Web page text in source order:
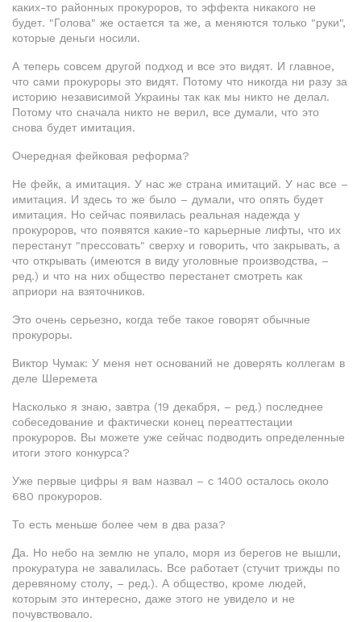
каких-то районных прокуроров, то эффекта никакого не
будет. "Голова" же остается та же, а меняются только "руки",
которые деньги носили.
А теперь совсем другой подход и все это видят. И главное,
что сами прокуроры это видят. Потому что никогда ни разу за
историю независимой Украины так как мы никто не делал.
Потому что сначала никто не верил, все думали, что это
снова будет имитация.
Очередная фейковая реформа?
Не фейк, а имитация. У нас же страна имитаций. У нас все –
имитация. И здесь то же было – думали, что опять будет
имитация. Но сейчас появилась реальная надежда у
прокуроров, что появятся какие-то карьерные лифты, что их
перестанут "прессовать" сверху и говорить, что закрывать, а
что открывать (имеются в виду уголовные производства, –
ред.) и что на них общество перестанет смотреть как
априори на взяточников.
Это очень серьезно, когда тебе такое говорят обычные
прокуроры.
Виктор Чумак: У меня нет оснований не доверять коллегам в
деле Шеремета
Насколько я знаю, завтра (19 декабря, – ред.) последнее
собеседование и фактически конец переаттестации
прокуроров. Вы можете уже сейчас подводить определенные
итоги этого конкурса?
Уже первые цифры я вам назвал – с 1400 осталось около
680 прокуроров.
То есть меньше более чем в два раза?
Да. Но небо на землю не упало, моря из берегов не вышли,
прокуратура не завалилась. Все работает (стучит трижды по
деревяному столу, – ред.). А общество, кроме людей,
которым это интересно, даже этого не увидело и не
почувствовало.